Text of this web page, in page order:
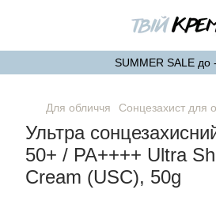
SUMMER SALE до
Для обличчя Сонцезахист для
Ультра
50+ / PA++++ Ultra
Cream (USC), 50g